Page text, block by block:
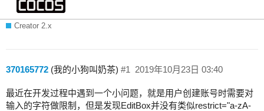
字母
Creator 2.x
370165772 (我的小狗叫奶茶) 2019年10月23日 03:40
#1
最近在开发过程中遇到一个小问题，就是用户创建账号时需要对
输入的字符做限制，但是发现EditBox并没有类似restrict="a-zA-